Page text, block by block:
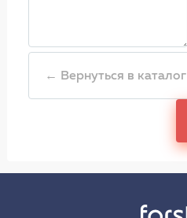
← Вернуться в каталог